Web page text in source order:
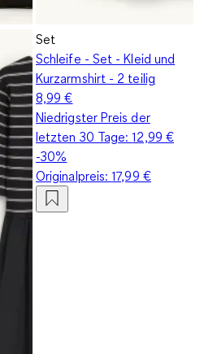
Set
Schleife - Set - Kleid und
Kurzarmshirt - 2 teilig
8,99 €
Niedrigster Preis der
letzten 30 Tage:12,99 €
-30%
Originalpreis:17,99 €